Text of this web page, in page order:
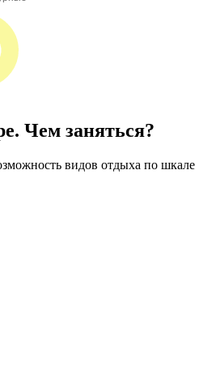
Чем заняться?
видов отдыха по шкале